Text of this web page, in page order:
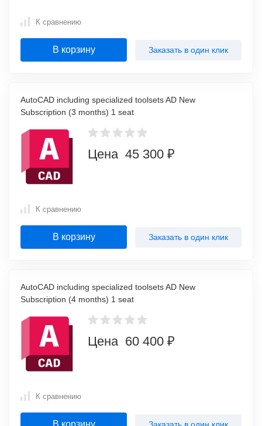
К сравнению
В корзину Заказать в один клик
AutoCAD including specialized toolsets AD New
Subscription (3 months) 1 seat
Цена 45 300 ₽
К сравнению
В корзину Заказать в один клик
AutoCAD including specialized toolsets AD New
Subscription (4 months) 1 seat
Цена 60 400 ₽
К сравнению
В корзину Заказать в один клик